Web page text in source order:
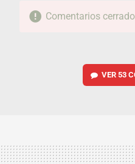
Comentarios
VER 53